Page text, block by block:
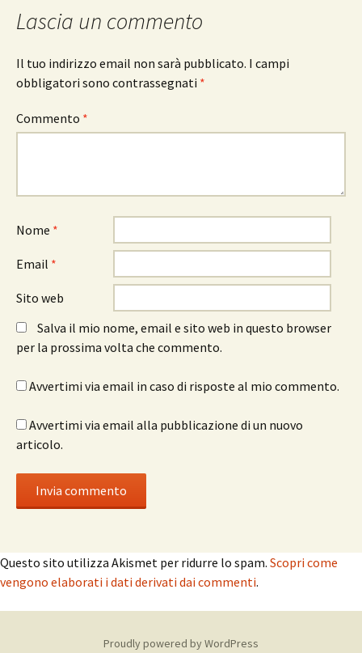
Lascia un commento
Il tuo indirizzo email non sarà pubblicato. I campi
obbligatori sono contrassegnati *
Commento *
Nome *
Email *
Sito web
Salva il mio nome, email e sito web in questo browser
per la prossima volta che commento.
Avvertimi via email in caso di risposte al mio commento.
Avvertimi via email alla pubblicazione di un nuovo
articolo.
Questo sito utilizza Akismet per ridurre lo spam. Scopri come
vengono elaborati i dati derivati dai commenti.
Proudly powered by WordPress